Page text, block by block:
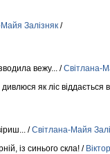
Залiзняк /
вежу... /Свiтлана-
дивлюся як ліс віддається
/Свiтлана-Майя
із синього скла! /